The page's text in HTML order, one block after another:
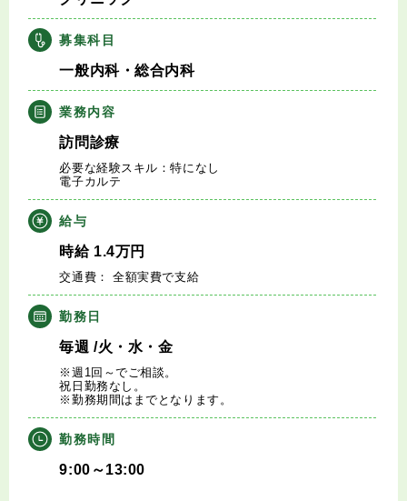
医師の求人・転職Q&A
知りたい・聞きたい
転職成功事例
医師の転職マニュアル
データで見る医師の平均年収
医師に役立つ取材記事
大学医局紹介
募集科目
一般内科・総合内科
業務内容
訪問診療
必要な経験スキル：特になし
電子カルテ
給与
時給1.4万円
交通費： 全額実費で支給
勤務日
毎週 /火・水・金
※週1回～でご相談。
祝日勤務なし。
※勤務期間はまでとなります。
勤務時間
9:00～13:00